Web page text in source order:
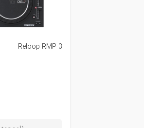
Reloop RMP 3